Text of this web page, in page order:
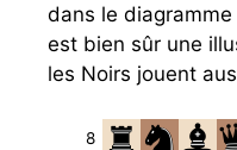
dans le
est bien sûr une
les Noirs jouent
8